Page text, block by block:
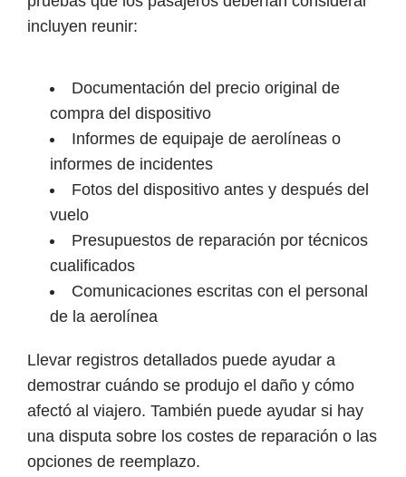
incluyen reunir:
Documentación del precio original de
compra del dispositivo
Informes de equipaje de aerolíneas o
informes de incidentes
Fotos del dispositivo antes y después del
vuelo
Presupuestos de reparación por técnicos
cualificados
Comunicaciones escritas con el personal
de la aerolínea
Llevar registros detallados puede ayudar a
demostrar cuándo se produjo el daño y cómo
afectó al viajero. También puede ayudar si hay
una disputa sobre los costes de reparación o las
opciones de reemplazo.